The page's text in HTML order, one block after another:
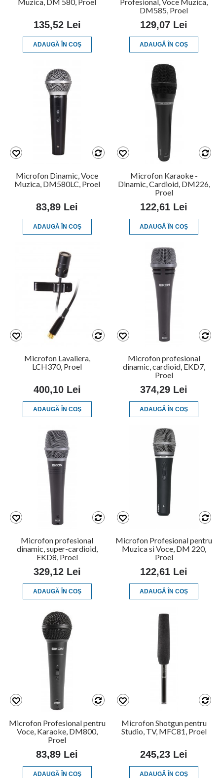
135,52 Lei
ADAUGĂ ÎN COŞ
DM585, Proel
129,07 Lei
ADAUGĂ ÎN COŞ
Microfon Dinamic, Voce
Muzica, DM580LC, Proel
83,89 Lei
ADAUGĂ ÎN COŞ
Microfon Karaoke -
Dinamic, Cardioid, DM226,
Proel
122,61 Lei
ADAUGĂ ÎN COŞ
Microfon Lavaliera,
LCH370, Proel
400,10 Lei
ADAUGĂ ÎN COŞ
Microfon profesional
dinamic, cardioid, EKD7,
Proel
374,29 Lei
ADAUGĂ ÎN COŞ
Microfon profesional
dinamic, super-cardioid,
EKD8, Proel
329,12 Lei
ADAUGĂ ÎN COŞ
Microfon Profesional pentru
Muzica si Voce, DM 220,
Proel
122,61 Lei
ADAUGĂ ÎN COŞ
Microfon Profesional pentru
Voce, Karaoke, DM800,
Proel
83,89 Lei
ADAUGĂ ÎN COŞ
Microfon Shotgun pentru
Studio, TV, MFC81, Proel
245,23 Lei
ADAUGĂ ÎN COŞ